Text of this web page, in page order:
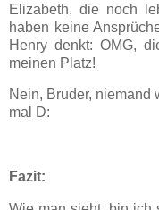
Elizabeth, die noch
haben keine
Henry denkt: OMG,
meinen Platz!
Nein, Bruder,
mal D:
Fazit: